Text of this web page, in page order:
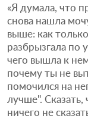
«Я думала, что
снова нашла
выше: как
разбрызгала по
чего вышла к
почему ты не
помочился на
лучше".
ничего не